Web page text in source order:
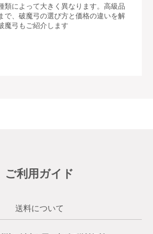
類によって大きく異なります。高級品
で、破魔弓の選び方と価格の違いを解
魔弓もご紹介します
ご利用ガイド
送料について